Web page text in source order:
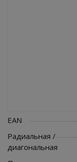
EAN
Радиальная /
диагональная